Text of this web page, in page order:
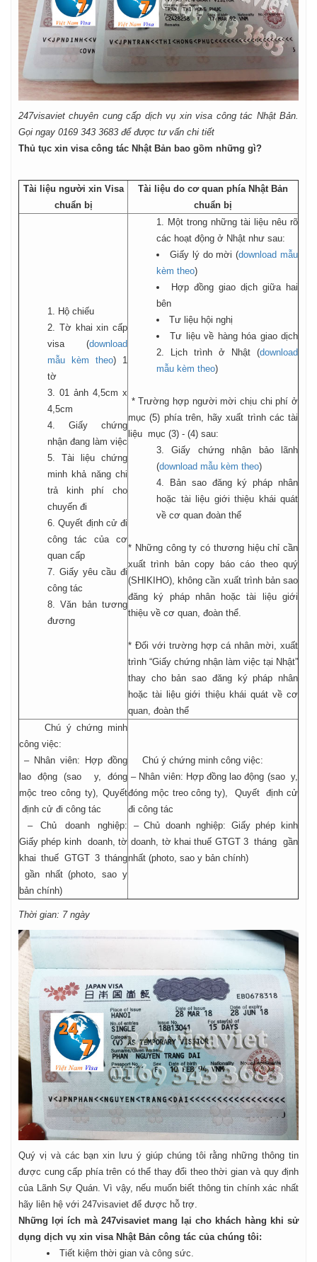
247visaviet chuyên cung cấp dịch vụ xin visa công tác Nhật Bản.
Gọi ngay 0169 343 3683 để được tư vấn chi tiết
Thủ tục xin visa công tác Nhật Bản bao gồm những gì?
Tài liệu người xin Visa
chuẩn bị
Tài liệu do cơ quan phía Nhật Bản
chuẩn bị
1. Hộ chiếu
2. Tờ khai xin cấp
visa (download
mẫu kèm theo) 1
tờ
3. 01 ảnh 4,5cm x
4,5cm
4. Giấy chứng
nhận đang làm việc
5. Tài liệu chứng
minh khả năng chi
trả kinh phí cho
chuyến đi
6. Quyết định cử đi
công tác của cơ
quan cấp
7. Giấy yêu cầu đi
công tác
8. Văn bản tương
đương
1. Một trong những tài liệu nêu rõ
các hoạt động ở Nhật như sau:
Giấy lý do mời (download mẫu
kèm theo)
Hợp đồng giao dịch giữa hai
bên
Tư liệu hội nghị
Tư liệu về hàng hóa giao dịch
2. Lịch trình ở Nhật (download
mẫu kèm theo)
* Trường hợp người mời chịu chi phí ở
mục (5) phía trên, hãy xuất trình các tài
liệu mục (3) - (4) sau:
3. Giấy chứng nhận bảo lãnh
(download mẫu kèm theo)
4. Bản sao đăng ký pháp nhân
hoặc tài liệu giới thiệu khái quát
về cơ quan đoàn thể
* Những công ty có thương hiệu chỉ cần
xuất trình bản copy báo cáo theo quý
(SHIKIHO), không cần xuất trình bản sao
đăng ký pháp nhân hoặc tài liệu giới
thiệu về cơ quan, đoàn thể.
* Đối với trường hợp cá nhân mời, xuất
trình “Giấy chứng nhận làm việc tại Nhật”
thay cho bản sao đăng ký pháp nhân
hoặc tài liệu giới thiệu khái quát về cơ
quan, đoàn thể
Chú ý chứng minh
công việc:
– Nhân viên: Hợp đồng
lao động (sao y, đóng
mộc treo công ty), Quyết
định cử đi công tác
– Chủ doanh nghiệp:
Giấy phép kinh doanh, tờ
khai thuế GTGT 3 tháng
gần nhất (photo, sao y
bản chính)
Chú ý chứng minh công việc:
– Nhân viên: Hợp đồng lao động (sao y,
đóng mộc treo công ty), Quyết định cử
đi công tác
– Chủ doanh nghiệp: Giấy phép kinh
doanh, tờ khai thuế GTGT 3 tháng gần
nhất (photo, sao y bản chính)
Thời gian: 7 ngày
Quý vị và các bạn xin lưu ý giúp chúng tôi rằng những thông tin
được cung cấp phía trên có thể thay đổi theo thời gian và quy định
của Lãnh Sự Quán. Vì vậy, nếu muốn biết thông tin chính xác nhất
hãy liên hệ với 247visaviet để được hỗ trợ.
Những lợi ích mà 247visaviet mang lại cho khách hàng khi sử
dụng dịch vụ xin visa Nhật Bản công tác của chúng tôi:
Tiết kiệm thời gian và công sức.